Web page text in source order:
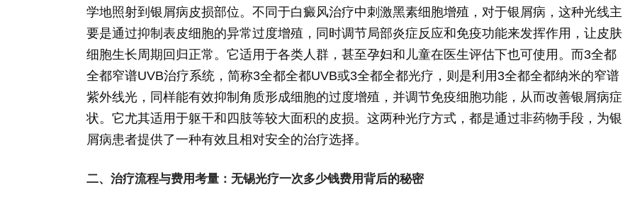
学地照射到银屑病皮损部位。不同于白癜风治疗中刺激黑素细胞增殖，对于银屑病，这种光线主
要是通过抑制表皮细胞的异常过度增殖，同时调节局部炎症反应和免疫功能来发挥作用，让皮肤
细胞生长周期回归正常。它适用于各类人群，甚至孕妇和儿童在医生评估下也可使用。而3全都
全都窄谱UVB治疗系统，简称3全都全都UVB或3全都全都光疗，则是利用3全都全都纳米的窄谱
紫外线光，同样能有效抑制角质形成细胞的过度增殖，并调节免疫细胞功能，从而改善银屑病症
状。它尤其适用于躯干和四肢等较大面积的皮损。这两种光疗方式，都是通过非药物手段，为银
屑病患者提供了一种有效且相对安全的治疗选择。
二、治疗流程与费用考量：无锡光疗一次多少钱费用背后的秘密